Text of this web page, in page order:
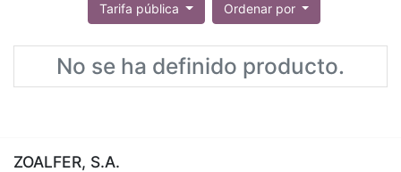
Tarifa pública Ordenar por
No se ha definido producto.
ZOALFER, S.A.